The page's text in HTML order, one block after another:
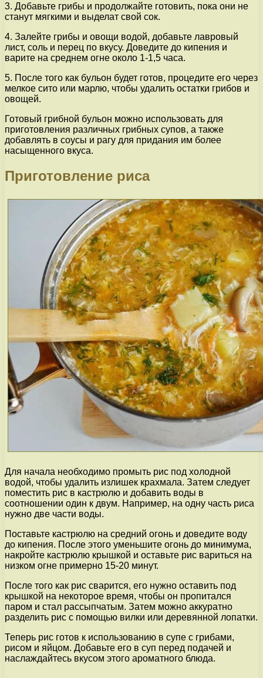
3. Добавьте грибы и продолжайте готовить, пока они не
станут мягкими и выделат свой сок.
4. Залейте грибы и овощи водой, добавьте лавровый
лист, соль и перец по вкусу. Доведите до кипения и
варите на среднем огне около 1-1,5 часа.
5. После того как бульон будет готов, процедите его через
мелкое сито или марлю, чтобы удалить остатки грибов и
овощей.
Готовый грибной бульон можно использовать для
приготовления различных грибных супов, а также
добавлять в соусы и рагу для придания им более
насыщенного вкуса.
Приготовление риса
Для начала необходимо промыть рис под холодной
водой, чтобы удалить излишек крахмала. Затем следует
поместить рис в кастрюлю и добавить воды в
соотношении один к двум. Например, на одну часть риса
нужно две части воды.
Поставьте кастрюлю на средний огонь и доведите воду
до кипения. После этого уменьшите огонь до минимума,
накройте кастрюлю крышкой и оставьте рис вариться на
низком огне примерно 15-20 минут.
После того как рис сварится, его нужно оставить под
крышкой на некоторое время, чтобы он пропитался
паром и стал рассыпчатым. Затем можно аккуратно
разделить рис с помощью вилки или деревянной лопатки.
Теперь рис готов к использованию в супе с грибами,
рисом и яйцом. Добавьте его в суп перед подачей и
наслаждайтесь вкусом этого ароматного блюда.